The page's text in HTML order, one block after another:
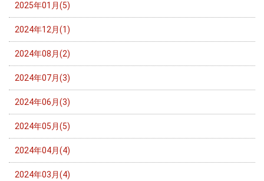
2025年01月(5)
2024年12月(1)
2024年08月(2)
2024年07月(3)
2024年06月(3)
2024年05月(5)
2024年04月(4)
2024年03月(4)